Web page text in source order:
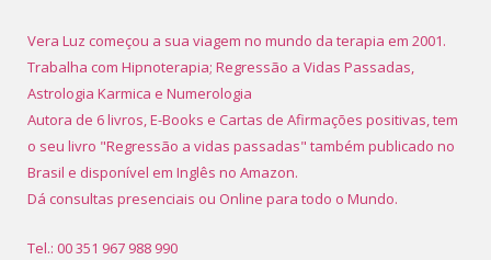
Vera Luz começou a sua viagem no mundo da terapia em 2001.
Trabalha com Hipnoterapia; Regressão a Vidas Passadas,
Astrologia Karmica e Numerologia
Autora de 6 livros, E-Books e Cartas de Afirmações positivas, tem
o seu livro "Regressão a vidas passadas" também publicado no
Brasil e disponível em Inglês no Amazon.
Dá consultas presenciais ou Online para todo o Mundo.
Tel.: 00 351 967 988 990